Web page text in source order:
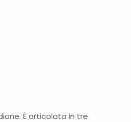
È articolata in tre